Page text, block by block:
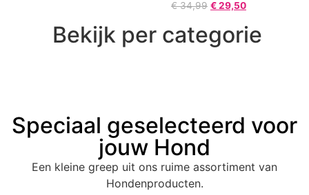
€34,99 €29,50
Bekijk per categorie
Speciaal geselecteerd voor
jouw Hond
Een kleine greep uit ons ruime assortiment van
Hondenproducten.